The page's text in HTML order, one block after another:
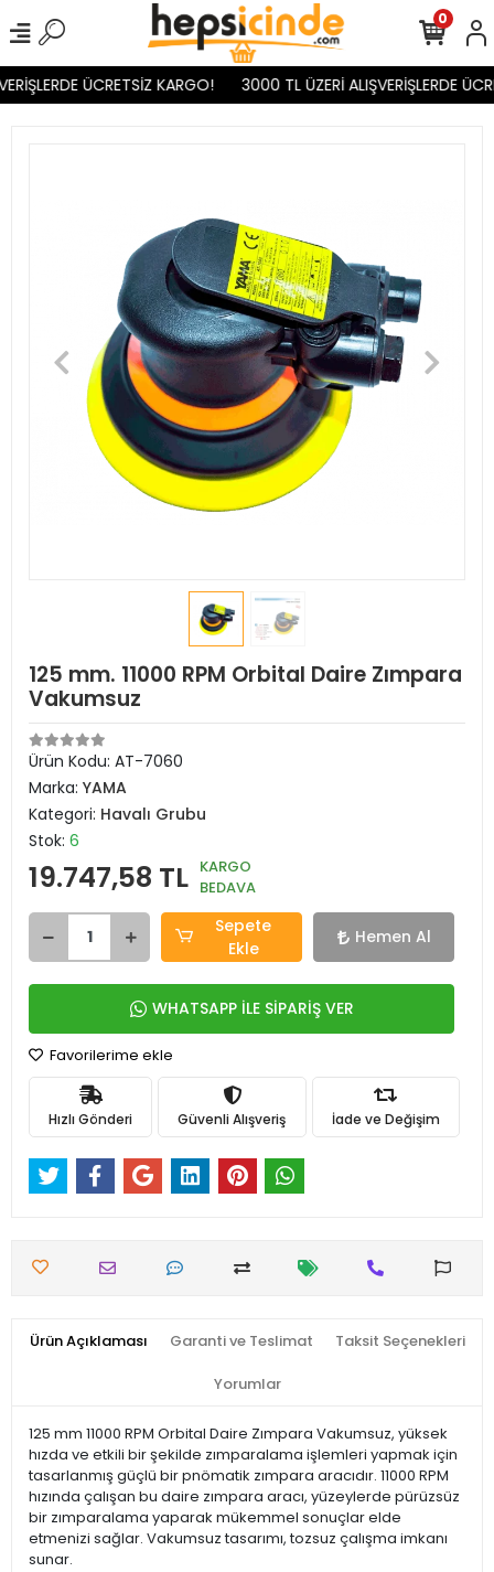
ÜCRETSİZ KARGO! 3000 TL ÜZERİ ALIŞVERİŞLERDE
0
125 mm. 11000 RPM Orbital Daire Zımpara
Vakumsuz
Ürün Kodu: AT-7060
Marka: YAMA
Kategori: Havalı Grubu
Stok: 6
19.747,58 TL KARGO
BEDAVA
Sepete
Ekle
Hemen Al
WHATSAPP İLE SİPARİŞ VER
Favorilerime ekle
Hızlı Gönderi Güvenli Alışveriş İade ve Değişim
Ürün Açıklaması Garanti ve Teslimat Taksit Seçenekleri
Yorumlar
125 mm 11000 RPM Orbital Daire Zımpara Vakumsuz, yüksek
hızda ve etkili bir şekilde zımparalama işlemleri yapmak için
tasarlanmış güçlü bir pnömatik zımpara aracıdır. 11000 RPM
hızında çalışan bu daire zımpara aracı, yüzeylerde pürüzsüz
bir zımparalama yaparak mükemmel sonuçlar elde
etmenizi sağlar. Vakumsuz tasarımı, tozsuz çalışma imkanı
sunar.